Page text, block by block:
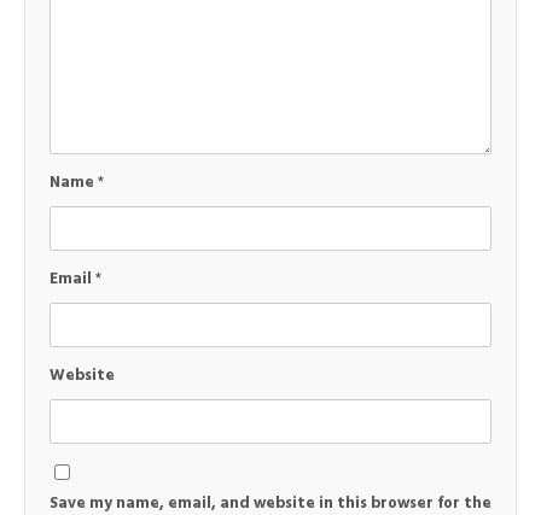
Name*
Email*
Website
Save my name, email, and website in this browser for the